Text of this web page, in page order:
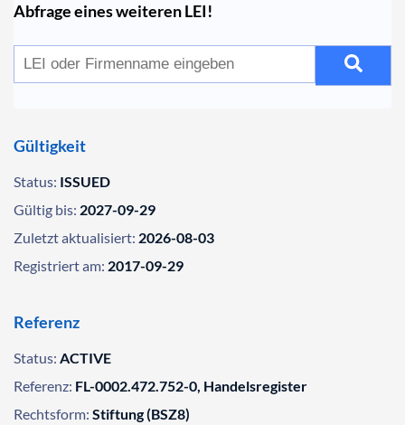
Abfrage eines weiteren LEI!
Gültigkeit
Status: ISSUED
Gültig bis: 2027-09-29
Zuletzt aktualisiert: 2026-08-03
Registriert am: 2017-09-29
Referenz
Status: ACTIVE
Referenz: FL-0002.472.752-0, Handelsregister
Rechtsform: Stiftung (BSZ8)